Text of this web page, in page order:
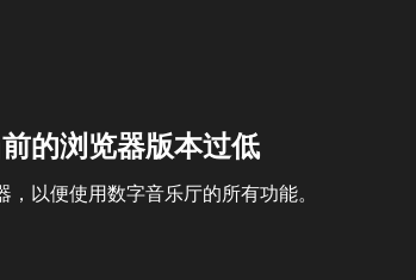
的浏览器版本过低
，以便使用数字音乐厅的所有功能。